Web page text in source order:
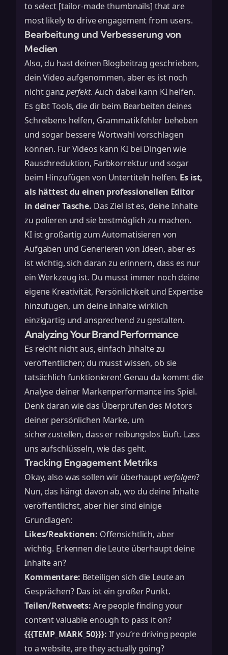
to select [tailor-made thumbnails] that are
most likely to drive engagement from users.
Bearbeitung und Verbesserung von
Medien
Also, du hast deinen Blogbeitrag geschrieben,
dein Video aufgenommen, aber es ist noch
nicht ganz perfekt. Auch dabei kann KI helfen.
Es gibt Tools, die dir beim Bearbeiten deines
Schreibens helfen, Grammatikfehler beheben
und sogar bessere Wortwahl vorschlagen
können. Für Videos kann KI bei Dingen wie
Rauschreduktion, Farbkorrektur und sogar
beim Hinzufügen von Untertiteln helfen. Es ist,
als hättest du einen professionellen Editor
in deiner Tasche. Das Ziel ist es, deine Inhalte
zu polieren und sie bestmöglich zu machen.
KI ist großartig zum Automatisieren von
Aufgaben und Generieren von Ideen, aber es
ist wichtig, sich daran zu erinnern, dass es nur
ein Werkzeug ist. Du musst immer noch deine
eigene Kreativität, Persönlichkeit und Expertise
hinzufügen, um deine Inhalte wirklich
einzigartig und ansprechend zu gestalten.
Analyzing Your Brand Performance
Es reicht nicht aus, einfach Inhalte zu
veröffentlichen; du musst wissen, ob sie
tatsächlich funktionieren! Genau da kommt die
Analyse deiner Markenperformance ins Spiel.
Denk daran wie das Überprüfen des Motors
deiner persönlichen Marke, um
sicherzustellen, dass er reibungslos läuft. Lass
uns aufschlüsseln, wie das geht.
Tracking Engagement Metriks
Okay, also was sollen wir überhauptverfolgen?
Nun, das hängt davon ab, wo du deine Inhalte
veröffentlichst, aber hier sind einige
Grundlagen:
Likes/Reaktionen: Offensichtlich, aber
wichtig. Erkennen die Leute überhaupt deine
Inhalte an?
Kommentare: Beteiligen sich die Leute an
Gesprächen? Das ist ein großer Punkt.
Teilen/Retweets: Are people finding your
content valuable enough to pass it on?
{{{TEMP_MARK_50}}}: If you’re driving people
to a website, are they actually going?